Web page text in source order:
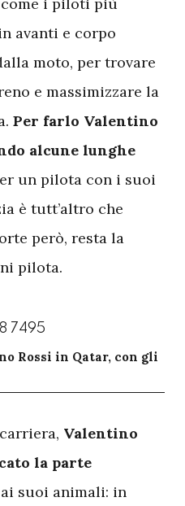
avanti e corpo
moto, per trovare
e massimizzare la
Per farlo Valentino
alcune lunghe
un pilota con i suoi
è tutt’altro che
però, resta la
pilota.
Rossi in Qatar, con gli
Valentino
la parte
suoi animali: in